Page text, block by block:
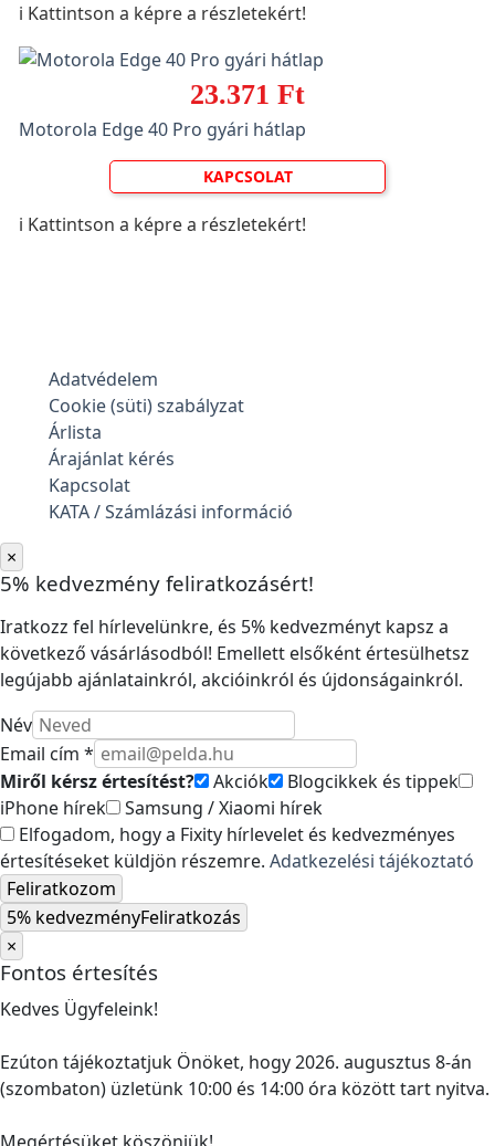
ℹ️ Kattintson a képre a részletekért!
23.371 Ft
Motorola Edge 40 Pro gyári hátlap
KAPCSOLAT
ℹ️ Kattintson a képre a részletekért!
Adatvédelem
Cookie (süti) szabályzat
Árlista
Árajánlat kérés
Kapcsolat
KATA / Számlázási információ
×
5% kedvezmény feliratkozásért!
Iratkozz fel hírlevelünkre, és 5% kedvezményt kapsz a
következő vásárlásodból! Emellett elsőként értesülhetsz
legújabb ajánlatainkról, akcióinkról és újdonságainkról.
Név
Email cím *
Miről kérsz értesítést?
Akciók
Blogcikkek és tippek
iPhone hírek
Samsung / Xiaomi hírek
Elfogadom, hogy a Fixity hírlevelet és kedvezményes
értesítéseket küldjön részemre. Adatkezelési tájékoztató
Feliratkozom
5% kedvezményFeliratkozás
×
Fontos értesítés
Kedves Ügyfeleink!
Ezúton tájékoztatjuk Önöket, hogy 2026. augusztus 8-án
(szombaton) üzletünk 10:00 és 14:00 óra között tart nyitva.